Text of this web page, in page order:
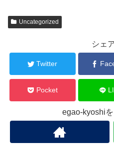
Uncategorized
シェ
Twitter
Pocket
egao-kyoshi